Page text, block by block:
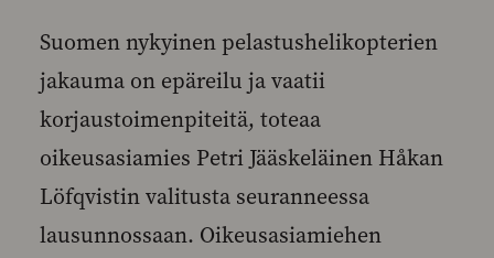
Suomen nykyinen pelastushelikopterien
jakauma on epäreilu ja vaatii
korjaustoimenpiteitä, toteaa
oikeusasiamies Petri Jääskeläinen Håkan
Löfqvistin valitusta seuranneessa
lausunnossaan. Oikeusasiamiehen